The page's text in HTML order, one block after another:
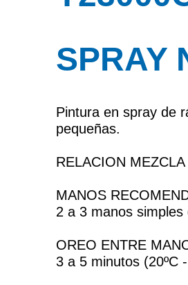
SPRAY
Pintura en spray de
pequeñas.
RELACION
MANOS
2 a 3 manos simples
OREO ENTRE
3 a 5 minutos (20ºC